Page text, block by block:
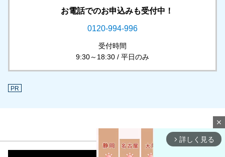
お電話でのお申込みも受付中！
0120-994-996
受付時間
9:30～18:30 / 平日のみ
PR
close
arrow_forward_ios 詳しく見る